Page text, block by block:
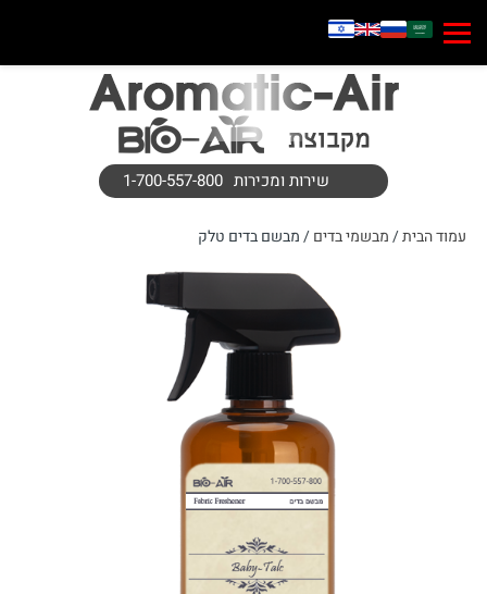
שירות ומכירות 1-700-557-800
עמוד הבית/מבשמי בדים/ מבשם בדים טלק